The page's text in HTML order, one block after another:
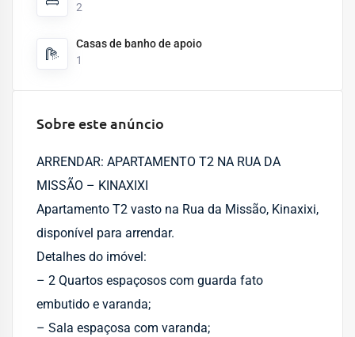
2
Casas de banho de apoio
1
Sobre este anúncio
ARRENDAR: APARTAMENTO T2 NA RUA DA
MISSÃO – KINAXIXI
Apartamento T2 vasto na Rua da Missão, Kinaxixi,
disponível para arrendar.
Detalhes do imóvel:
– ⁠2 Quartos espaçosos com guarda fato
embutido e varanda;
– ⁠Sala espaçosa com varanda;